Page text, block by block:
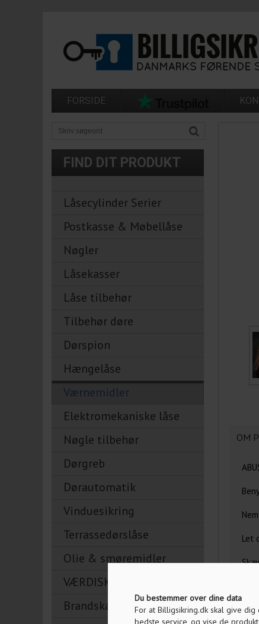
Du bestemmer over dine data
For at Billigsikring.dk skal give
bedste service, og vise de
FORSIDE
FIND DIT PRODUKT
Låsecylinder Serier
Postkasse & Møbellåse
Nøgler
Låsekasser
Låse tilbehør
Tilbehør døre
Dørspion
Hængelåse
Værnemidler
Elektromekaniske låse
Nøgle tilbehør
Dørgreb
Dørautomatik
Vinduesikring
Terrassedørslåse
Olie & smøremidler
VÆRDISKABE
Brandskabe
OM
Let